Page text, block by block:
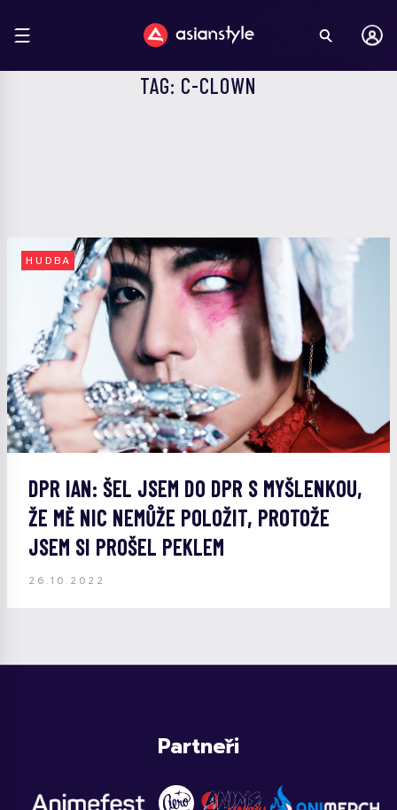
TAG: C-CLOWN
HUDBA
DPR IAN: ŠEL JSEM DO DPR S MYŠLENKOU,
ŽE MĚ NIC NEMŮŽE POLOŽIT, PROTOŽE
JSEM SI PROŠEL PEKLEM
26.10.2022
Partneři